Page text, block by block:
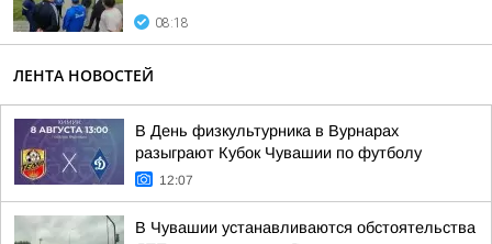
08:18
ЛЕНТА НОВОСТЕЙ
В День физкультурника в Вурнарах
разыграют Кубок Чувашии по футболу
12:07
В Чувашии устанавливаются обстоятельства